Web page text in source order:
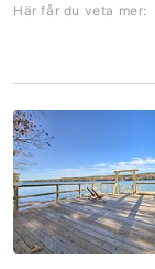
Här får du veta mer: